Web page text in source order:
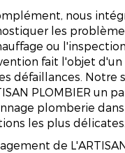
nous
les
ou
fait l'objet
défaillances. Notre
PLOMBIER un
plomberie
les plus délicates.
de